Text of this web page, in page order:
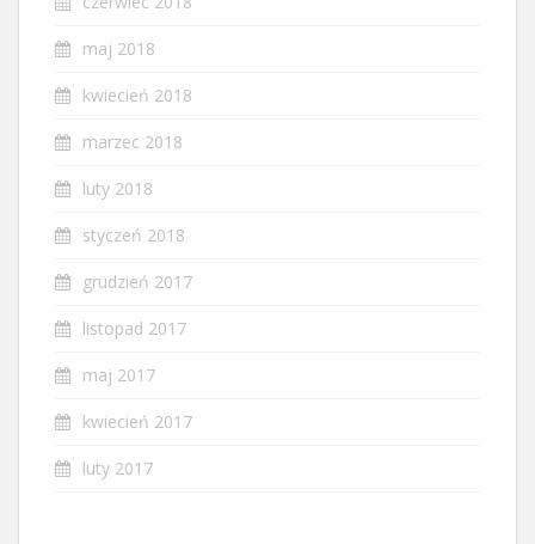
maj 2018
kwiecień 2018
marzec 2018
luty 2018
styczeń 2018
grudzień 2017
listopad 2017
maj 2017
kwiecień 2017
luty 2017